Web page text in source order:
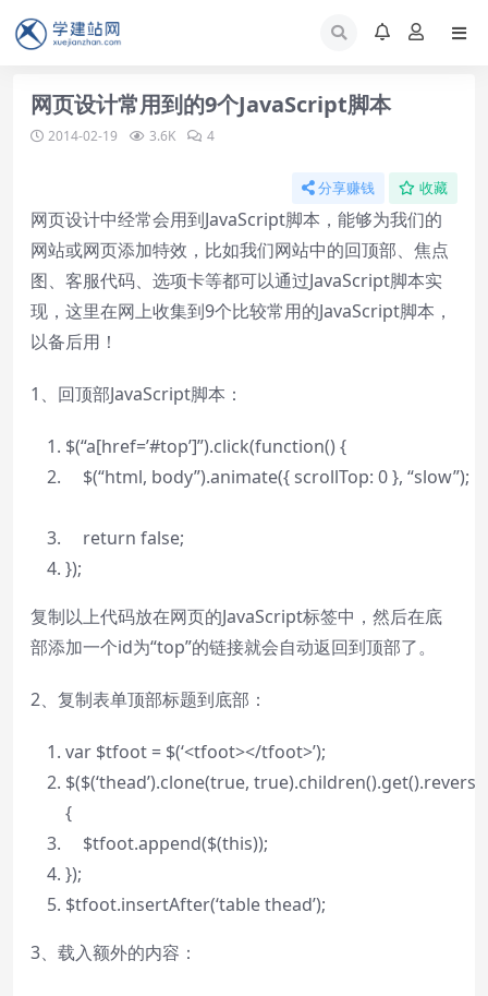
网页设计常用到的9个JavaScript脚本
2014-02-19 3.6K 4
分享赚钱 收藏
网页设计中经常会用到JavaScript脚本，能够为我们的
网站或网页添加特效，比如我们网站中的回顶部、焦点
图、客服代码、选项卡等都可以通过JavaScript脚本实
现，这里在网上收集到9个比较常用的JavaScript脚本，
以备后用！
1、回顶部JavaScript脚本：
$(“a[href=’#top’]”).click(function() {
$(“html, body”).animate({ scrollTop: 0 }, “slow”);
return false;
});
复制以上代码放在网页的JavaScript标签中，然后在底
部添加一个id为“top”的链接就会自动返回到顶部了。
2、复制表单顶部标题到底部：
var $tfoot = $(‘<tfoot></tfoot>’);
$($(‘thead’).clone(true, true
{
$tfoot.append($(this));
});
$tfoot.insertAfter(‘table thead’);
3、载入额外的内容：